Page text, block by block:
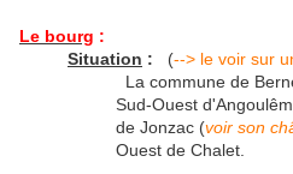
Le bourg :
Situation : (--> le voir sur
La commune de
Sud-Ouest
de Jonzac (voir son
Ouest de Chalet.